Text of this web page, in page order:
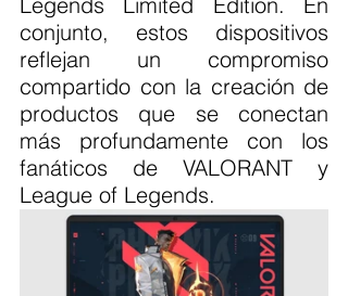
conjunto, estos dispositivos
reflejan un compromiso
compartido con la creación de
productos que se conectan
más profundamente con los
fanáticos de VALORANT y
League of Legends.